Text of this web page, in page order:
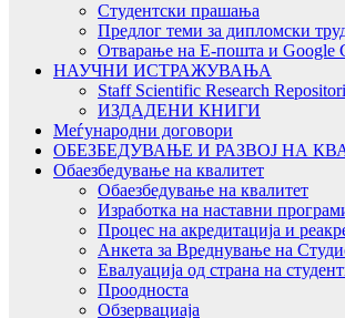
Студентски прашања
Предлог теми за дипломски
Отварање на Е-пошта и Google
НАУЧНИ ИСТРАЖУВАЊА
Staff Scientific Research
ИЗДАДЕНИ КНИГИ
Меѓународни договори
ОБЕЗБЕДУВАЊЕ И РАЗВОЈ НА
Обаезбедување на квалитет
Обаезбедување на квалитет
Изработка на наставни
Процес на акредитација и
Анкета за Вреднување на
Евалуација од страна на
Проодноста
Обзервациаја